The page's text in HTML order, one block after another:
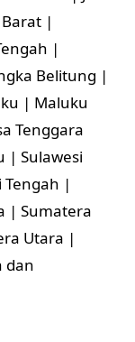
|
|
Belitung |
| Maluku
Tenggara
| Sulawesi
Tengah |
| Sumatera
Utara |
dan